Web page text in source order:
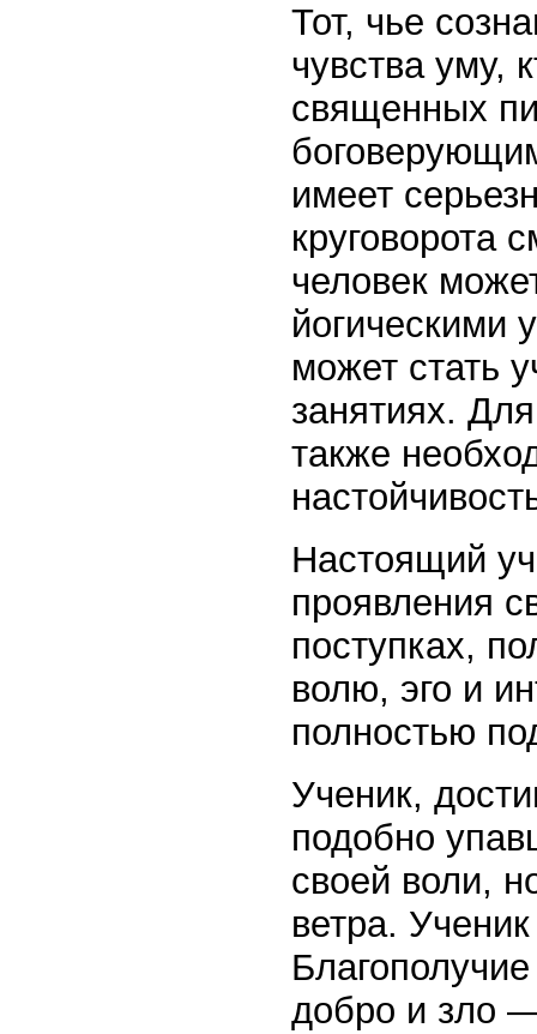
Тот, чье
чувства уму,
священных
имеет
круговорота
человек
йогическими
может стать
занятиях.
также
Настоящий
проявления
поступках,
волю, эго и
полностью
Ученик,
подобно
своей воли,
ветра.
добро и зло